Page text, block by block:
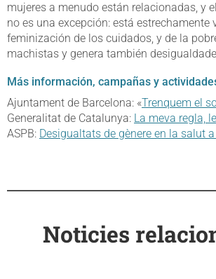
mujeres a menudo están relacionadas, y
no es una excepción: está estrechamente
feminización de los cuidados, y de la
machistas y genera también
Más información, campañas y
Ajuntament de Barcelona: «Trenquem el
Generalitat de Catalunya: La meva regla,
ASPB: Desigualtats de gènere en la salut
Noticies